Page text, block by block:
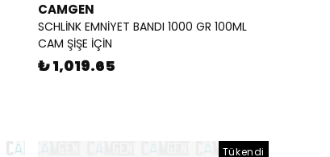
CAMGEN
SCHLİNK EMNİYET BANDI 1000 GR 100ML
CAM ŞİŞE İÇİN
₺ 1,019.65
Tükendi